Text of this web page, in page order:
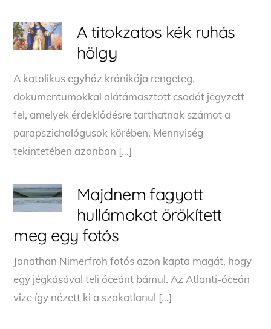
A titokzatos kék ruhás
hölgy
A katolikus egyház krónikája rengeteg,
dokumentumokkal alátámasztott csodát jegyzett
fel, amelyek érdeklődésre tarthatnak számot a
parapszichológusok körében. Mennyiség
tekintetében azonban […]
Majdnem fagyott
hullámokat örökített
meg egy fotós
Jonathan Nimerfroh fotós azon kapta magát, hogy
egy jégkásával teli óceánt bámul. Az Atlanti-óceán
vize így nézett ki a szokatlanul […]